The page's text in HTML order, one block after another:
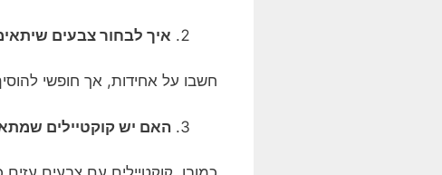
איך לבחור צבעים
חשבו על אחידות, אך חופשי
האם יש קוקטיילים